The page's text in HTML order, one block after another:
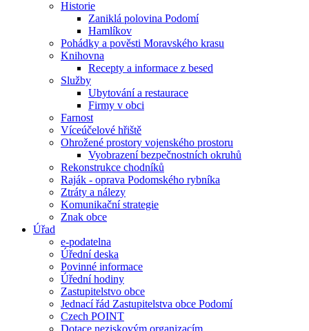
Historie
Zaniklá polovina Podomí
Hamlíkov
Pohádky a pověsti Moravského krasu
Knihovna
Recepty a informace z besed
Služby
Ubytování a restaurace
Firmy v obci
Farnost
Víceúčelové hřiště
Ohrožené prostory vojenského prostoru
Vyobrazení bezpečnostních okruhů
Rekonstrukce chodníků
Raják - oprava Podomského rybníka
Ztráty a nálezy
Komunikační strategie
Znak obce
Úřad
e-podatelna
Úřední deska
Povinné informace
Úřední hodiny
Zastupitelstvo obce
Jednací řád Zastupitelstva obce Podomí
Czech POINT
Dotace neziskovým organizacím